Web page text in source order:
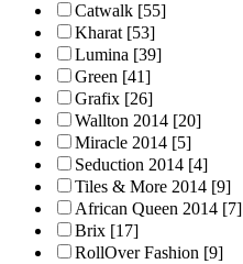
Catwalk [55]
Kharat [53]
Lumina [39]
Green [41]
Grafix [26]
Wallton 2014 [20]
Miracle 2014 [5]
Seduction 2014 [4]
Tiles & More 2014 [9]
African Queen 2014 [7]
Brix [17]
RollOver Fashion [9]